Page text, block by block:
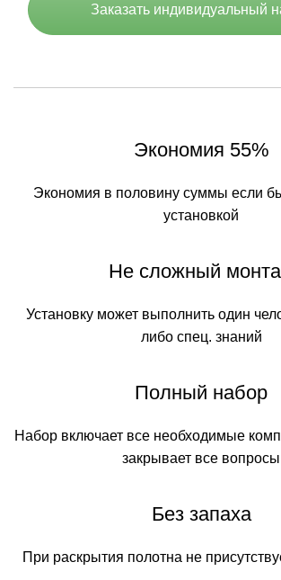
Заказать индивидуальный
Экономия 55%
Экономия в половину суммы если
установкой
Не сложный
Установку может выполнить один
либо спец. знаний
Полный набор
Набор включает все необходимые
закрывает все вопросы
Без запаха
При раскрытия полотна не